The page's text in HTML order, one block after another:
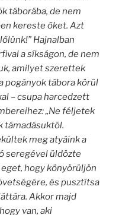
táborába, de nem
kereste őket. Azt
Hajnalban
a síkságon, de nem
amilyet szerettek
pogányok tábora körül
– csupa harcedzett
„Ne féljetek
támadásuktól.
meg atyáink a
seregével üldözte
hogy könyörüljön
és pusztítsa
Akkor majd
van, aki